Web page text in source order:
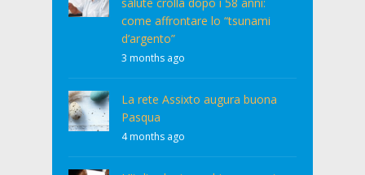
come affrontare lo “tsunami
d’argento”
3 months ago
La rete Assixto augura buona
Pasqua
4 months ago